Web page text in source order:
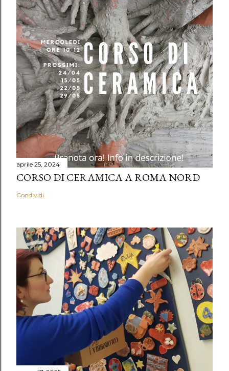
aprile 25, 2024
CORSO DI CERAMICA A ROMA NORD
Condividi